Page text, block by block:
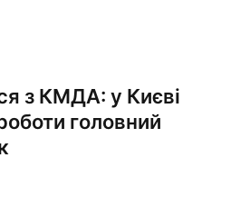
з КМДА: у Києві
головний